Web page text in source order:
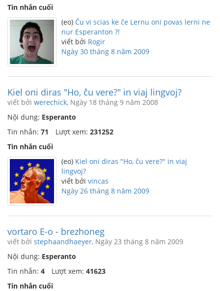
Tin nhắn cuối
(eo) Ĉu vi scias ke ĉe Lernu oni povas lerni ne
nur Esperanton ?!
viết bởi Rogir
Ngày 30 tháng 8 năm 2009
Kiel oni diras "Ho, ĉu vere?" in viaj lingvoj?
viết bởi werechick, Ngày 18 tháng 9 năm 2008
Nội dung: Esperanto
Tin nhắn: 71 Lượt xem: 231252
Tin nhắn cuối
(eo) Kiel oni diras "Ho, ĉu vere?" in viaj
lingvoj?
viết bởi vincas
Ngày 26 tháng 8 năm 2009
vortaro E-o - brezhoneg
viết bởi stephaandhaeyer, Ngày 23 tháng 8 năm 2009
Nội dung: Esperanto
Tin nhắn: 4 Lượt xem: 41623
Tin nhắn cuối